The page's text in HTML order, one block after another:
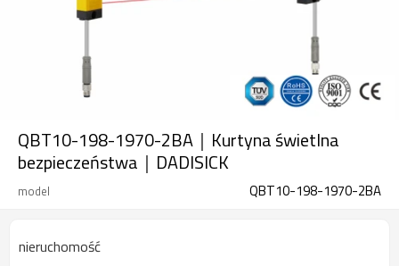
QBT10-198-1970-2BA｜Kurtyna świetlna
bezpieczeństwa｜DADISICK
model QBT10-198-1970-2BA
nieruchomość